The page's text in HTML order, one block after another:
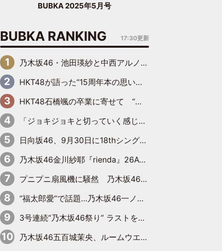
BUBKA 2025年5月号
BUBKA RANKING 17:30更新
乃木坂46・池田瑛紗と中西アルノが「真冬のかき氷」騒動で火花散らす！ 因縁の裏にあるのは、逆境をともに“凌”ぐ似た者同士の絆
HKT48が語った“15周年本の思い出” 大食い特訓・守護霊企画・制服グラビア…盛りだくさんの裏話
HKT48石橋颯の卒業に寄せて “いぶくる”の絆と後輩・龍頭綺音の決意
「ジョキジョキと切っていく感じ」STU48中村舞、新しい挑戦は自らの手で
日向坂46、9月30日に18thシングル『イチャイチャ虫』の発売決定！ フォーメーションは『日向坂で会いましょう』にて発表
乃木坂46金川紗耶『rienda』26AW LOOKモデルに就任
プニプニ扇風機に騒然 乃木坂46“これいくら金”延長中は今回もわちゃわちゃ全開
“福太郎愛”で話題…乃木坂46一ノ瀬美空、地元福岡『めんべい25周年トップサポーター』に就任
3号連続“乃木坂46祭り” ラストを飾るのは賀喜遥香…5年ぶりの登場に「5年分大人になった私を見ていただけたら」
乃木坂46五百城茉央、ルームウエアでリラックス「今回のグラビアを見て成長を感じていただけるとうれしい」